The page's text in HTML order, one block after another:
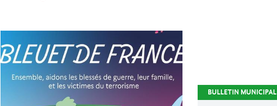
BULLETIN MUNICIPAL